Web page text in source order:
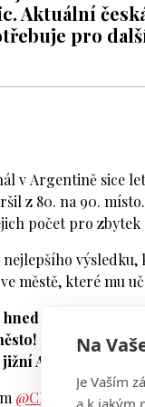
Na
Je Vaším
a k jakým
Aktuální
pro
v Argentině sice
z 80. na 90.
počet pro
městě, které mu
hned přemístili z
Moc se mi
Ameriky…,"
@CHILEclassic🌅